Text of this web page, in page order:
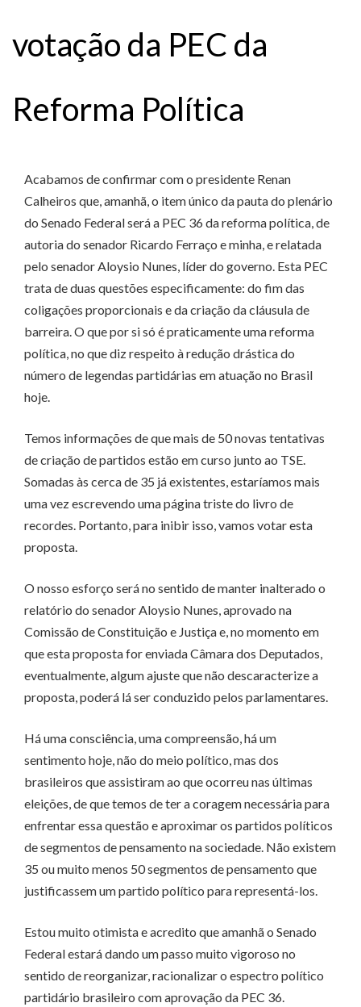
votação da PEC da
Reforma Política
Acabamos de confirmar com o presidente Renan
Calheiros que, amanhã, o item único da pauta do plenário
do Senado Federal será a PEC 36 da reforma política, de
autoria do senador Ricardo Ferraço e minha, e relatada
pelo senador Aloysio Nunes, líder do governo. Esta PEC
trata de duas questões especificamente: do fim das
coligações proporcionais e da criação da cláusula de
barreira. O que por si só é praticamente uma reforma
política, no que diz respeito à redução drástica do
número de legendas partidárias em atuação no Brasil
hoje.
Temos informações de que mais de 50 novas tentativas
de criação de partidos estão em curso junto ao TSE.
Somadas às cerca de 35 já existentes, estaríamos mais
uma vez escrevendo uma página triste do livro de
recordes. Portanto, para inibir isso, vamos votar esta
proposta.
O nosso esforço será no sentido de manter inalterado o
relatório do senador Aloysio Nunes, aprovado na
Comissão de Constituição e Justiça e, no momento em
que esta proposta for enviada Câmara dos Deputados,
eventualmente, algum ajuste que não descaracterize a
proposta, poderá lá ser conduzido pelos parlamentares.
Há uma consciência, uma compreensão, há um
sentimento hoje, não do meio político, mas dos
brasileiros que assistiram ao que ocorreu nas últimas
eleições, de que temos de ter a coragem necessária para
enfrentar essa questão e aproximar os partidos políticos
de segmentos de pensamento na sociedade. Não existem
35 ou muito menos 50 segmentos de pensamento que
justificassem um partido político para representá-los.
Estou muito otimista e acredito que amanhã o Senado
Federal estará dando um passo muito vigoroso no
sentido de reorganizar, racionalizar o espectro político
partidário brasileiro com aprovação da PEC 36.